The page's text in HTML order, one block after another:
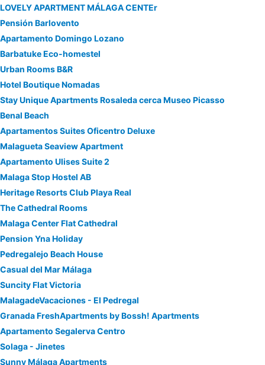
LOVELY APARTMENT MÁLAGA CENTEr
Pensión Barlovento
Apartamento Domingo Lozano
Barbatuke Eco-homestel
Urban Rooms B&R
Hotel Boutique Nomadas
Stay Unique Apartments Rosaleda cerca Museo Picasso
Benal Beach
Apartamentos Suites Oficentro Deluxe
Malagueta Seaview Apartment
Apartamento Ulises Suite 2
Malaga Stop Hostel AB
Heritage Resorts Club Playa Real
The Cathedral Rooms
Malaga Center Flat Cathedral
Pension Yna Holiday
Pedregalejo Beach House
Casual del Mar Málaga
Suncity Flat Victoria
MalagadeVacaciones - El Pedregal
Granada FreshApartments by Bossh! Apartments
Apartamento Segalerva Centro
Solaga - Jinetes
Sunny Málaga Apartments